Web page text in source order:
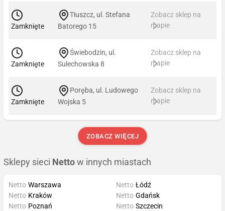
Zamknięte
Tłuszcz, ul. Stefana
Batorego 15
Zobacz sklep na
mapie
Zamknięte
Świebodzin, ul.
Sulechowska 8
Zobacz sklep na
mapie
Zamknięte
Poręba, ul. Ludowego
Wojska 5
Zobacz sklep na
mapie
ZOBACZ WIĘCEJ
Sklepy sieci Netto w innych miastach
Netto Warszawa
Netto Kraków
Netto Poznań
Netto Łódź
Netto Gdańsk
Netto Szczecin